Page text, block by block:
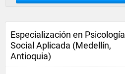
Especialización en Psicología
Social Aplicada (Medellín,
Antioquia)